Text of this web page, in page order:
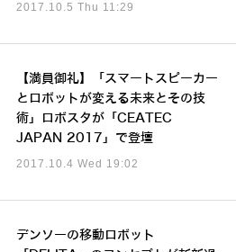
2017.10.5 Thu 11:29
【満員御礼】「スマートスピーカー
とロボットが変える未来とその技
術」ロボスタが「CEATEC
JAPAN 2017」で登壇
2017.10.4 Wed 19:02
デンソーの移動ロボット